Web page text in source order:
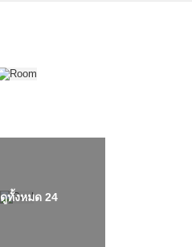
ดูทั้งหมด 24